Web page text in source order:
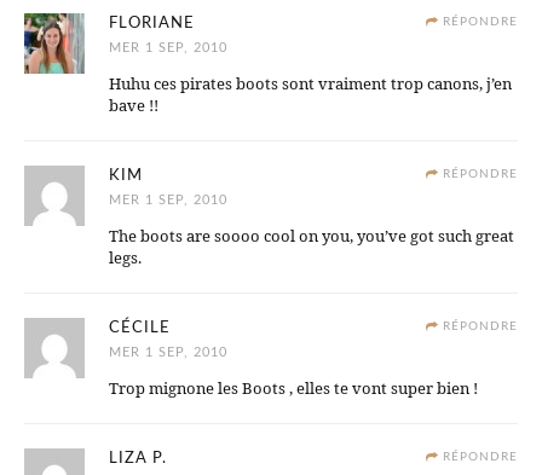
RÉPONDRE
FLORIANE
MER 1 SEP, 2010
Huhu ces pirates boots sont vraiment trop canons, j’en
bave !!
RÉPONDRE
KIM
MER 1 SEP, 2010
The boots are soooo cool on you, you’ve got such great
legs.
RÉPONDRE
CÉCILE
MER 1 SEP, 2010
Trop mignone les Boots , elles te vont super bien !
RÉPONDRE
LIZA P.